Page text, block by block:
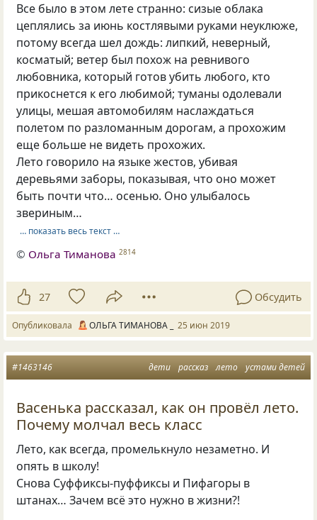
Все было в этом лете странно: сизые облака
цеплялись за июнь костлявыми руками неуклюже,
потому всегда шел дождь: липкий, неверный,
косматый; ветер был похож на ревнивого
любовника, который готов убить любого, кто
прикоснется к его любимой; туманы одолевали
улицы, мешая автомобилям наслаждаться
полетом по разломанным дорогам, а прохожим
еще больше не видеть прохожих.
Лето говорило на языке жестов, убивая
деревьями заборы, показывая, что оно может
быть почти что… осенью. Оно улыбалось
звериным…
… показать весь текст …
© Ольга Тиманова 2814
27 Обсудить
Опубликовала ОЛЬГА ТИМАНОВА _ 25 июн 2019
дети рассказ лето устами детей
#1463146
Васенька рассказал, как он провёл лето.
Почему молчал весь класс
Лето, как всегда, промелькнуло незаметно. И
опять в школу!
Снова Суффиксы-пуффиксы и Пифагоры в
штанах… Зачем всё это нужно в жизни?!